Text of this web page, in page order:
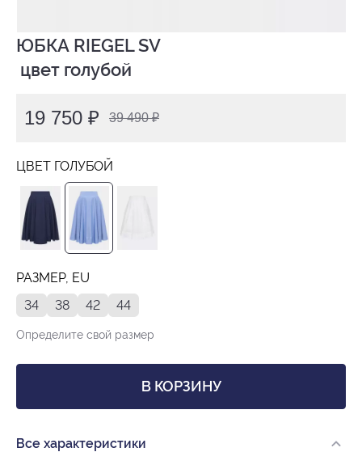
ЮБКА RIEGEL SV
цвет голубой
19 750 ₽ 39 490 ₽
ЦВЕТ ГОЛУБОЙ
РАЗМЕР, EU
34
38 42 44
Определите свой размер
В КОРЗИНУ
Все характеристики